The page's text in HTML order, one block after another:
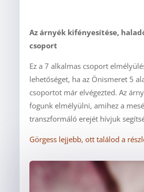
Az árnyék kifényesítése,
csoport
Ez a 7 alkalmas csoport
lehetőséget, ha az Önismeret 5
csoportot már elvégezted. Az
fogunk elmélyülni, amihez a
transzformáló erejét hívjuk
Görgess lejjebb, ott találod a